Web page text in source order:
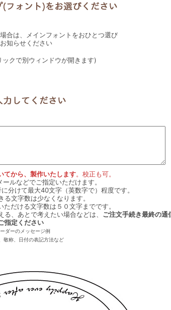
合は、メインフォントをおひとつ選び
知らせください
ックで別ウィンドウが開きます)
てから、製作いたします。校正も可。
ルなどでご指定いただけます。
分けて最大40文字（英数字で）程度です。
文字数は少なくなります。
だける文字数は５０文字までです。
、あとで考えたい場合などは、 ご注文手続き最終の通
指定ください
ダーのメッセージ例
敬称、日付の表記方法など